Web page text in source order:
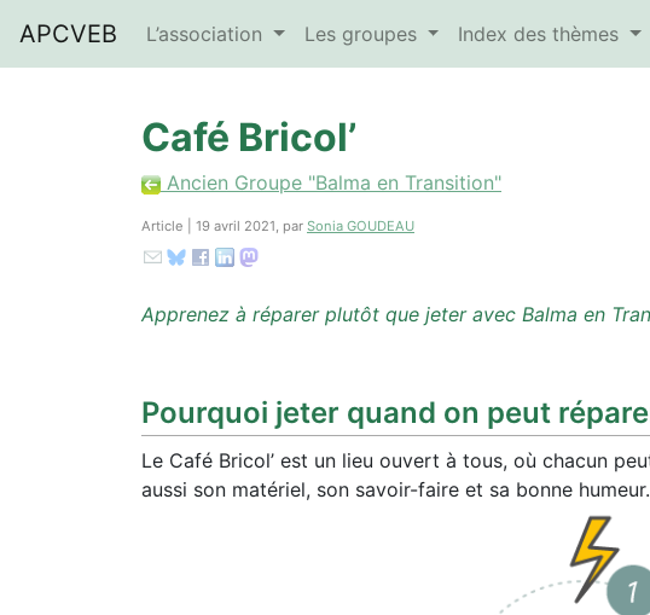
APCVEB L’association Les groupes Index des thèmes
Café Bricol’
Ancien Groupe "Balma en Transition"
Article | 19 avril 2021, par Sonia GOUDEAU
Apprenez à réparer plutôt que jeter avec Balma en
Pourquoi jeter quand on peut
Le Café Bricol’ est un lieu ouvert à tous, où chacun
aussi son matériel, son savoir-faire et sa bonne humeur.